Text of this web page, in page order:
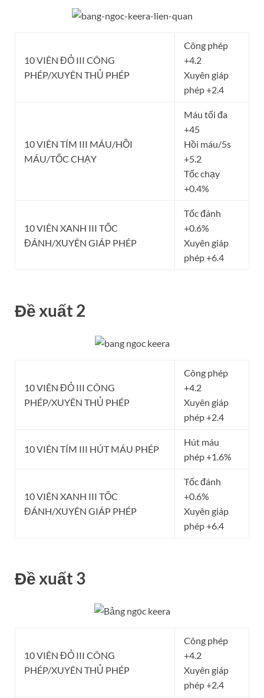
10 VIÊN ĐỎ III CÔNG
PHÉP/XUYÊN THỦ PHÉP
Công phép
+4.2
Xuyên giáp
phép +2.4
10 VIÊN TÍM III MÁU/HỒI
MÁU/TỐC CHẠY
Máu tối đa
+45
Hồi máu/5s
+5.2
Tốc chạy
+0.4%
10 VIÊN XANH III TỐC
ĐÁNH/XUYÊN GIÁP PHÉP
Tốc đánh
+0.6%
Xuyên giáp
phép +6.4
Đề xuất 2
10 VIÊN ĐỎ III CÔNG
PHÉP/XUYÊN THỦ PHÉP
Công phép
+4.2
Xuyên giáp
phép +2.4
10 VIÊN TÍM III HÚT MÁU PHÉP
Hút máu
phép +1.6%
10 VIÊN XANH III TỐC
ĐÁNH/XUYÊN GIÁP PHÉP
Tốc đánh
+0.6%
Xuyên giáp
phép +6.4
Đề xuất 3
10 VIÊN ĐỎ III CÔNG
PHÉP/XUYÊN THỦ PHÉP
Công phép
+4.2
Xuyên giáp
phép +2.4